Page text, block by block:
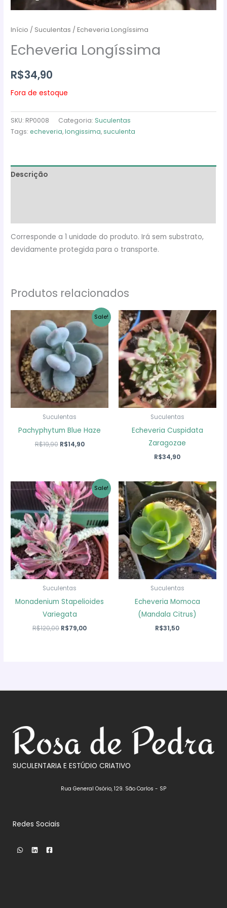
Início / Suculentas / Echeveria Longíssima
Echeveria Longíssima
R$34,90
Fora de estoque
SKU: RP0008 Categoria: Suculentas
Tags:echeveria,longissima,suculenta
Descrição
Corresponde a 1 unidade do produto. Irá sem substrato,
devidamente protegida para o transporte.
Produtos relacionados
Sale!
Suculentas
Pachyphytum Blue Haze
R$19,90 O
R$14,90O
Suculentas
Echeveria Cuspidata
Zaragozae
R$34,90
Sale!
Suculentas
Monadenium Stapelioides
Variegata
R$120,00 O
R$79,00O
Suculentas
Echeveria Momoca
(Mandala Citrus)
R$31,50
SUCULENTARIA E ESTÚDIO CRIATIVO
Rua General Osório, 129. São Carlos - SP
Redes Sociais